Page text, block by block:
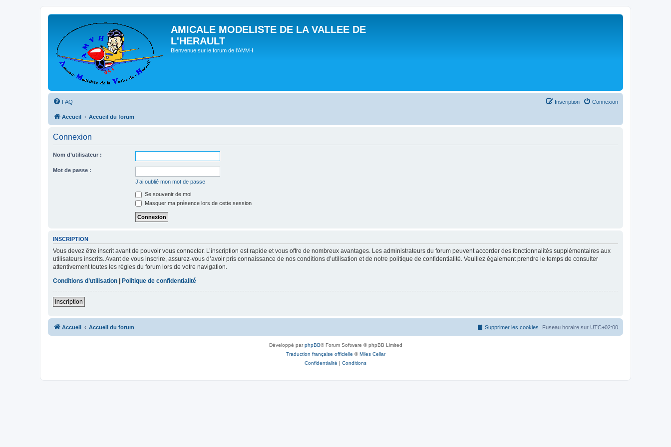
AMICALE MODELISTE DE LA VALLEE DE
L'HERAULT
Bienvenue sur le forum de l'AMVH
FAQ Connexion
Inscription
Accueil Accueil du forum
Connexion
Nom d’utilisateur :
Mot de passe :
J’ai oublié mon mot de passe
Se souvenir de moi
Masquer ma présence lors de cette session
INSCRIPTION
Vous devez être inscrit avant de pouvoir vous connecter. L’inscription est rapide et vous offre de nombreux avantages. Les administrateurs du forum peuvent accorder des fonctionnalités supplémentaires aux
utilisateurs inscrits. Avant de vous inscrire, assurez-vous d’avoir pris connaissance de nos conditions d’utilisation et de notre politique de confidentialité. Veuillez également prendre le temps de consulter
attentivement toutes les règles du forum lors de votre navigation.
Conditions d’utilisation | Politique de confidentialité
Inscription
Accueil Accueil du forum Fuseau horaire sur UTC+02:00
Supprimer les cookies
Développé parphpBB® Forum Software © phpBB Limited
Traduction française officielle ©Miles Cellar
Confidentialité | Conditions